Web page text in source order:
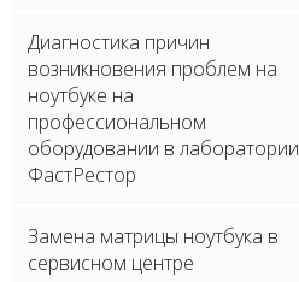
Диагностика причин
возникновения проблем на
ноутбуке на
профессиональном
оборудовании в лаборатории
ФастРестор
Замена матрицы ноутбука в
сервисном центре